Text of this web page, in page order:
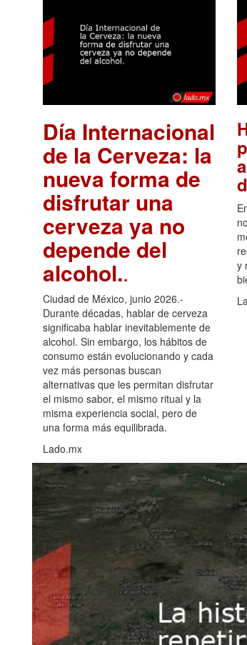
Día Internacional
de la Cerveza: la
nueva forma de
disfrutar una
cerveza ya no
depende del
alcohol..
Ciudad de México, junio 2026.-
Durante décadas, hablar de cerveza
significaba hablar inevitablemente de
alcohol. Sin embargo, los hábitos de
consumo están evolucionando y cada
vez más personas buscan
alternativas que les permitan disfrutar
el mismo sabor, el mismo ritual y la
misma experiencia social, pero de
una forma más equilibrada.
Lado.mx
y